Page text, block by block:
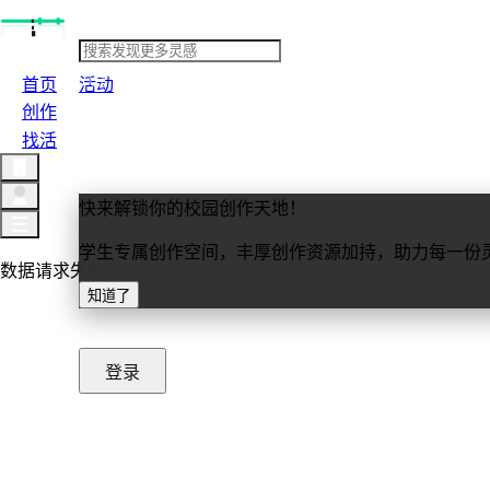
快来解锁你的校园创作天地！
学生专属创作空间，丰厚创作资源加持，助力每一份
知道了
登录
首页
活动
创作
找活
数据请求失败